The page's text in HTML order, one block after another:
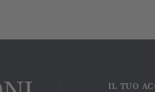
IL TUO